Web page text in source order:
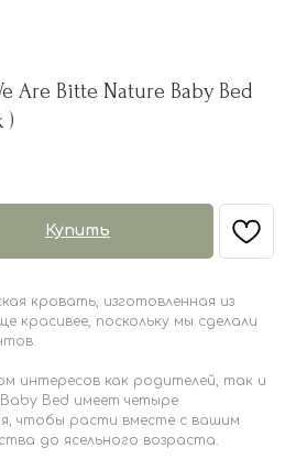
Are Bitte Nature Baby Bed
)
Купить
кровать, изготовленная из
красивее, поскольку мы сделали
интересов как родителей, так и
Bed имеет четыре
чтобы расти вместе с вашим
до ясельного возраста.